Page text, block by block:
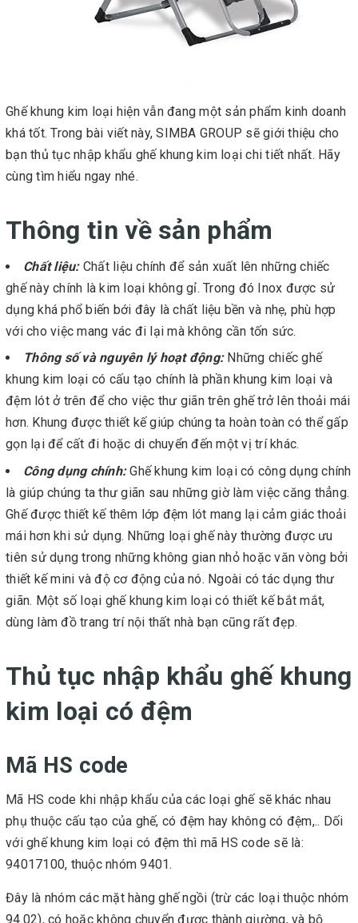
Ghế khung kim loại hiện vẫn đang một sản phẩm kinh doanh
khá tốt. Trong bài viết này, SIMBA GROUP sẽ giới thiệu cho
bạn thủ tục nhập khẩu ghế khung kim loại chi tiết nhất. Hãy
cùng tìm hiểu ngay nhé.
Thông tin về sản phẩm
Chất liệu: Chất liệu chính để sản xuất lên những chiếc
ghế này chính là kim loại không gỉ. Trong đó Inox được sử
dụng khá phổ biến bới đây là chất liệu bền và nhẹ, phù hợp
với cho việc mang vác đi lại mà không cần tốn sức.
Thông số và nguyên lý hoạt động:Những chiếc ghế
khung kim loại có cấu tạo chính là phần khung kim loại và
đệm lót ở trên để cho việc thư giãn trên ghế trở lên thoải mái
hơn. Khung được thiết kế giúp chúng ta hoàn toàn có thể gấp
gọn lại để cất đi hoặc di chuyển đến một vị trí khác.
Công dụng chính:Ghế khung kim loại có công dụng chính
là giúp chúng ta thư giãn sau những giờ làm việc căng thẳng.
Ghế được thiết kế thêm lớp đệm lót mang lại cảm giác thoải
mái hơn khi sử dụng. Những loại ghế này thường được ưu
tiên sử dụng trong những không gian nhỏ hoặc văn vòng bởi
thiết kế mini và độ cơ động của nó. Ngoài có tác dụng thư
giãn. Một số loại ghế khung kim loại có thiết kế bắt mắt,
dùng làm đồ trang trí nội thất nhà bạn cũng rất đẹp.
Thủ tục nhập khẩu ghế khung
kim loại có đệm
Mã HS code
Mã HS code khi nhập khẩu của các loại ghế sẽ khác nhau
phụ thuộc cấu tạo của ghế, có đệm hay không có đệm,.. Dối
với ghế khung kim loại có đệm thì mã HS code sẽ là:
94017100, thuộc nhóm 9401.
Đây là nhóm các mặt hàng ghế ngồi (trừ các loại thuộc nhóm
94.02), có hoặc không chuyển được thành giường, và bộ